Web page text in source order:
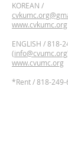
KOREAN /
www.cvkumc.org
ENGLISH /818-
(
www.cvumc.org
​*Rent /818-249-